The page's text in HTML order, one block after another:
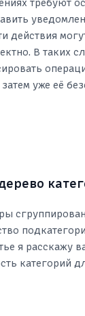
требуют
действия
В таких
уже её
я расскажу
категорий